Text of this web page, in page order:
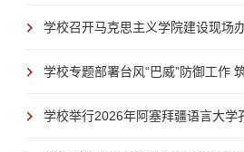
学校召开马克思主义学院建设现场
学校专题部署台风“巴威”防御工作
学校举行2026年阿塞拜疆语言大